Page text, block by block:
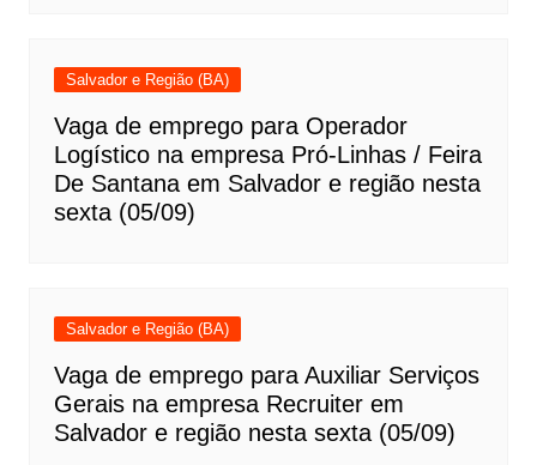
Salvador e Região (BA)
Vaga de emprego para Operador
Logístico na empresa Pró-Linhas / Feira
De Santana em Salvador e região nesta
sexta (05/09)
Salvador e Região (BA)
Vaga de emprego para Auxiliar Serviços
Gerais na empresa Recruiter em
Salvador e região nesta sexta (05/09)